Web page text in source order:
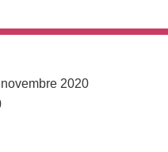
2020
date